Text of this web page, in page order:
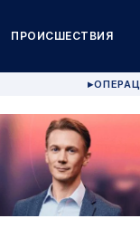
ПРОИСШЕСТВИЯ
▶